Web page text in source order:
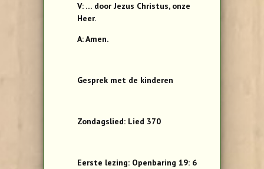
V: … door Jezus Christus, onze
Heer.
A: Amen.
Gesprek met de kinderen
Zondagslied: Lied 370
Eerste lezing: Openbaring 19: 6